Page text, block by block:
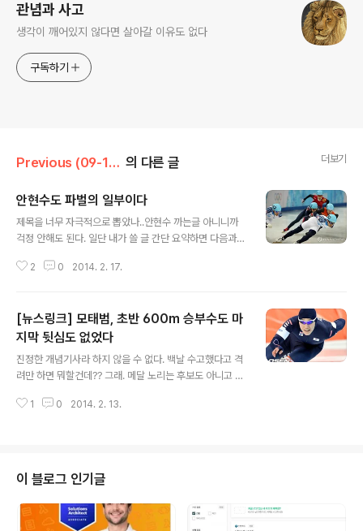
관념과 사고
생각이 깨어있지 않다면 살아갈 이유도 없다
구독하기
Previous (09-19)/News 의 다른 글 더보기
안현수도 파벌의 일부이다
제목을 너무 자극적으로 뽑았나..안현수 까는글 아니니까
걱정 안해도 된다. 일단 내가 쓸 글 간단 요약하면 다음과
이상의 행동을 까야 한다. 이게 내가 쓸 글 한줄요약이라 보
일부이고 있다는것 자체가 문제는 아니다. 진짜 문제는 누
구 라인에 있느냐에 따라서 1. 선수공정이 불공정하고 2.
특정 선수에 대해서만 특혜를 주었다 는 것이다. 아니, 파벌
이 있다 한들 공정하게만 하면 문제있어? 없잖슴. 다만. 안
저히 배제당하고 무시당했다는것이 크다는것. 사실 논쟁거
2 0 2014. 2. 17.
[뉴스링크] 모태범, 초반 600m 승부수도 마
지막 뒷심도 없었다
진정한 개념기사라 하지 않을 수 없다. 백날 수고했다고 격
려만 하면 뭐할건데?? 그래. 메달 노리는 후보도 아니고 참
돼. 하지만 밴쿠버 2위까지 했던 선수고 메달 노렸던 선수
2위라는 결과이다. 특히 기자가 쓴대로 600m 이후 뒤쳐
졌다는 것은 승부수나 뒷심이 부족한 과정이 있었기에 나
온 결과이다. 그렇기 때문에 비판할 것은 비판해야 한다. 선
수 본인도 정말 고생 많이했지만. 비판 받아들이고. 고칠 것
1 0 2014. 2. 13.
이 블로그 인기글